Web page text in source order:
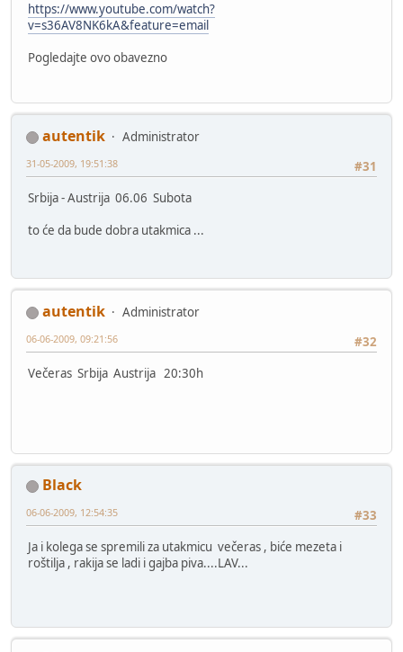
https://www.youtube.com/watch?
v=s36AV8NK6kA&feature=email
Pogledajte ovo obavezno
autentik
Administrator
#31
31-05-2009, 19:51:38
Srbija - Austrija 06.06 Subota
to će da bude dobra utakmica ...
autentik
Administrator
#32
06-06-2009, 09:21:56
Večeras Srbija Austrija 20:30h
Black
#33
06-06-2009, 12:54:35
Ja i kolega se spremili za utakmicu večeras , biće mezeta i
roštilja , rakija se ladi i gajba piva....LAV...